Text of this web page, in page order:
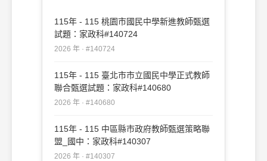
115年 - 115 桃園市國民中學新進教師甄選
試題：家政科#140724
2026 年 · #140724
115年 - 115 臺北市市立國民中學正式教師
聯合甄選試題：家政科#140680
2026 年 · #140680
115年 - 115 中區縣市政府教師甄選策略聯
盟_國中：家政科#140307
2026 年 · #140307